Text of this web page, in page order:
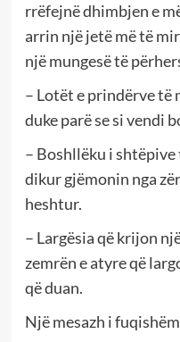
rrëfejnë dhimbjen e
arrin një jetë më të
një mungesë të
– Lotët e prindërve të
duke parë se si vendi
– Boshllëku i
dikur gjëmonin nga
heshtur.
– Largësia që krijon
zemrën e atyre që
që duan.
Një mesazh i